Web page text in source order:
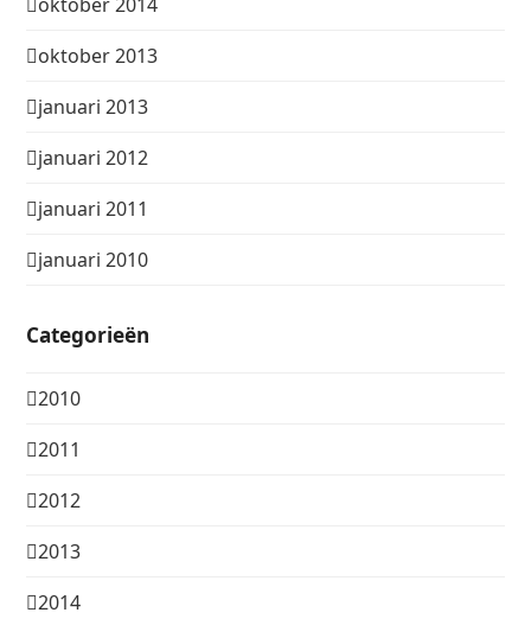
oktober 2014
oktober 2013
januari 2013
januari 2012
januari 2011
januari 2010
Categorieën
2010
2011
2012
2013
2014